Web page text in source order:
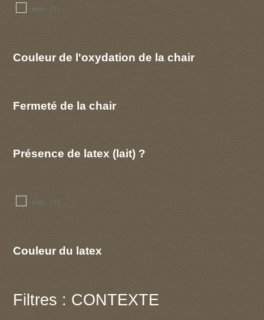
non (1)
Couleur de l'oxydation de la chair
Fermeté de la chair
Présence de latex (lait) ?
non (1)
Couleur du latex
Filtres : CONTEXTE